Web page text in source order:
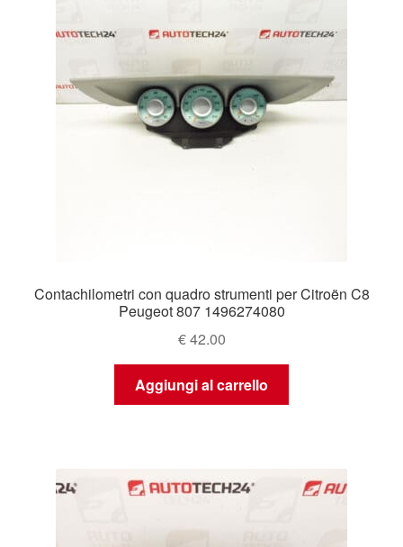
Contachilometri con quadro strumenti per Citroën C8
Peugeot 807 1496274080
€42.00
Aggiungi al carrello